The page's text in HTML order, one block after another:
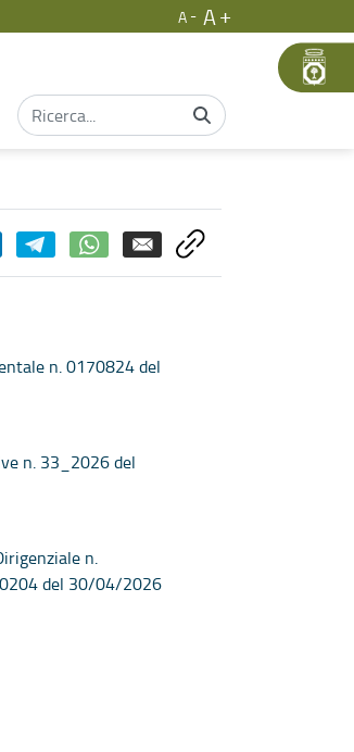
A
A
n. 0170824 del
n. 33_2026 del
n.
del 30/04/2026